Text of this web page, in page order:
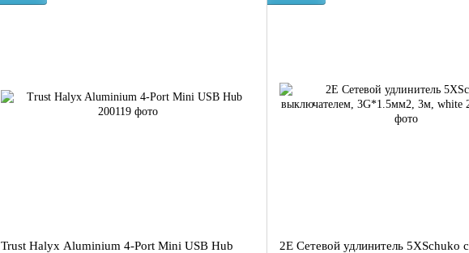
Trust Halyx Aluminium 4-Port Mini USB Hub
2E Сетевой удлинитель 5XSchuko с